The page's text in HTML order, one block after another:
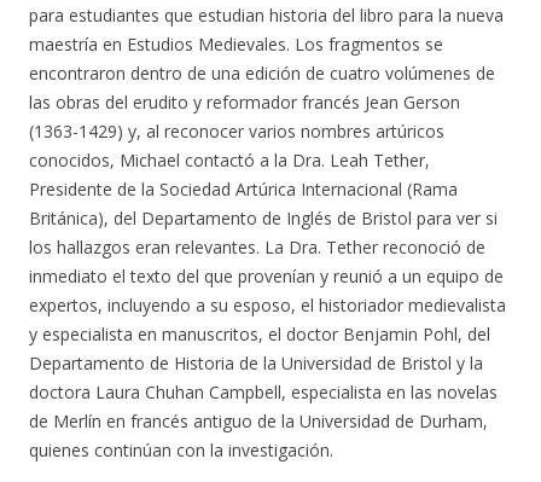
para estudiantes que estudian historia del libro para la nueva
maestría en Estudios Medievales. Los fragmentos se
encontraron dentro de una edición de cuatro volúmenes de
las obras del erudito y reformador francés Jean Gerson
(1363-1429) y, al reconocer varios nombres artúricos
conocidos, Michael contactó a la Dra. Leah Tether,
Presidente de la Sociedad Artúrica Internacional (Rama
Británica), del Departamento de Inglés de Bristol para ver si
los hallazgos eran relevantes. La Dra. Tether reconoció de
inmediato el texto del que provenían y reunió a un equipo de
expertos, incluyendo a su esposo, el historiador medievalista
y especialista en manuscritos, el doctor Benjamin Pohl, del
Departamento de Historia de la Universidad de Bristol y la
doctora Laura Chuhan Campbell, especialista en las novelas
de Merlín en francés antiguo de la Universidad de Durham,
quienes continúan con la investigación.